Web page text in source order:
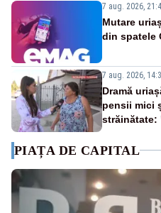
7 aug. 2026,
Mutare
din spatele
7 aug. 2026,
Dramă
pensii mici
străinătate:
PIAȚA DE CAPITAL